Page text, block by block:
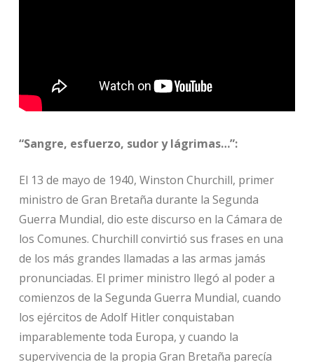
“Sangre, esfuerzo, sudor y lágrimas…”:
El 13 de mayo de 1940, Winston Churchill, primer
ministro de Gran Bretaña durante la Segunda
Guerra Mundial, dio este discurso en la Cámara de
los Comunes. Churchill convirtió sus frases en una
de los más grandes llamadas a las armas jamás
pronunciadas. El primer ministro llegó al poder a
comienzos de la Segunda Guerra Mundial, cuando
los ejércitos de Adolf Hitler conquistaban
imparablemente toda Europa, y cuando la
supervivencia de la propia Gran Bretaña parecía